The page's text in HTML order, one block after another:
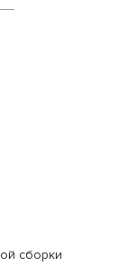
сборки